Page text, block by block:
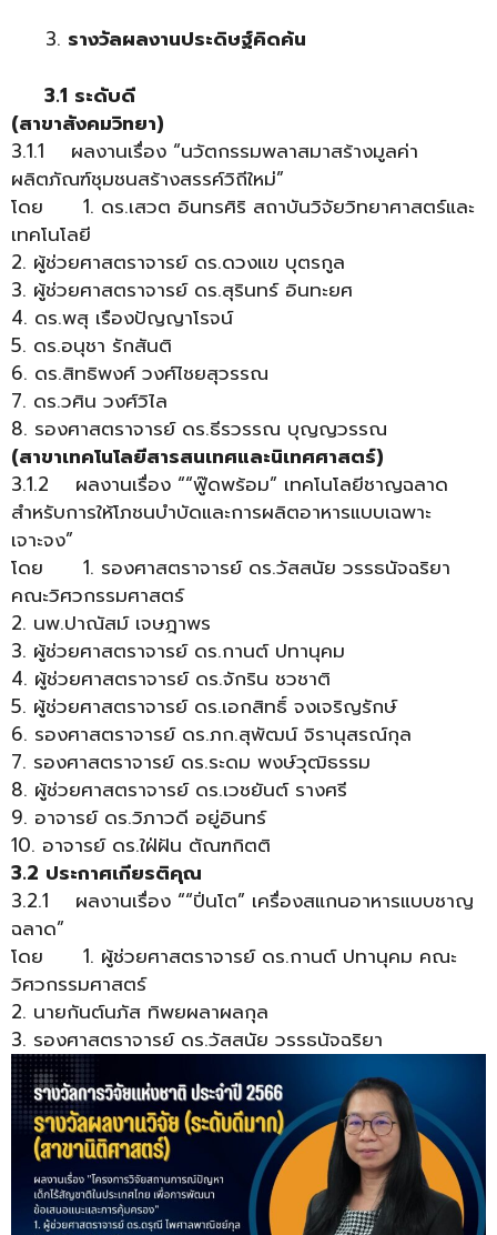
รางวัลผลงานประดิษฐ์คิดค้น
3.1 ระดับดี
(สาขาสังคมวิทยา)
3.1.1 ผลงานเรื่อง “นวัตกรรมพลาสมาสร้างมูลค่า
ผลิตภัณฑ์ชุมชนสร้างสรรค์วิถีใหม่”
โดย 1. ดร.เสวต อินทรศิริ สถาบันวิจัยวิทยาศาสตร์และ
เทคโนโลยี
2. ผู้ช่วยศาสตราจารย์ ดร.ดวงแข บุตรกูล
3. ผู้ช่วยศาสตราจารย์ ดร.สุรินทร์ อินทะยศ
4. ดร.พสุ เรืองปัญญาโรจน์
5. ดร.อนุชา รักสันติ
6. ดร.สิทธิพงศ์ วงศ์ไชยสุวรรณ
7. ดร.วศิน วงศ์วิไล
8. รองศาสตราจารย์ ดร.ธีรวรรณ บุญญวรรณ
(สาขาเทคโนโลยีสารสนเทศและนิเทศศาสตร์)
3.1.2 ผลงานเรื่อง ““ฟู๊ดพร้อม” เทคโนโลยีชาญฉลาด
สำหรับการให้โภชนบำบัดและการผลิตอาหารแบบเฉพาะ
เจาะจง”
โดย 1. รองศาสตราจารย์ ดร.วัสสนัย วรรธนัจฉริยา
คณะวิศวกรรมศาสตร์
2. นพ.ปาณัสม์ เจษฎาพร
3. ผู้ช่วยศาสตราจารย์ ดร.กานต์ ปทานุคม
4. ผู้ช่วยศาสตราจารย์ ดร.จักริน ชวชาติ
5. ผู้ช่วยศาสตราจารย์ ดร.เอกสิทธิ์ จงเจริญรักษ์
6. รองศาสตราจารย์ ดร.ภก.สุพัฒน์ จิรานุสรณ์กุล
7. รองศาสตราจารย์ ดร.ระดม พงษ์วุฒิธรรม
8. ผู้ช่วยศาสตราจารย์ ดร.เวชยันต์ รางศรี
9. อาจารย์ ดร.วิภาวดี อยู่อินทร์
10. อาจารย์ ดร.ใฝ่ฝัน ตัณฑกิตติ
3.2 ประกาศเกียรติคุณ
3.2.1 ผลงานเรื่อง ““ปิ่นโต” เครื่องสแกนอาหารแบบชาญ
ฉลาด”
โดย 1. ผู้ช่วยศาสตราจารย์ ดร.กานต์ ปทานุคม คณะ
วิศวกรรมศาสตร์
2. นายกันต์นภัส ทิพยผลาผลกุล
3. รองศาสตราจารย์ ดร.วัสสนัย วรรธนัจฉริยา